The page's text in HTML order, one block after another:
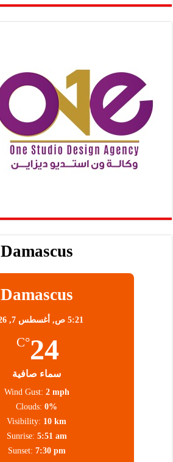
Damascus
Damascus
5:21 ص, أغسطس 7, 2026
24
°C
سماء صافية
Wind Gust: 2 mph
Clouds: 0%
Visibility: 10 km
Sunrise: 5:51 am
Sunset: 7:30 pm